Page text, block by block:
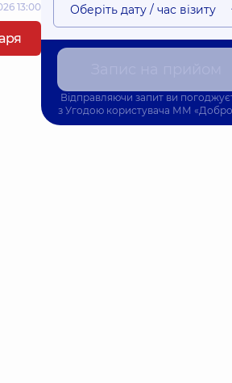
13:00 Оберіть дату / час візиту
Відправляючи запит ви
з Угодою користувача ММ